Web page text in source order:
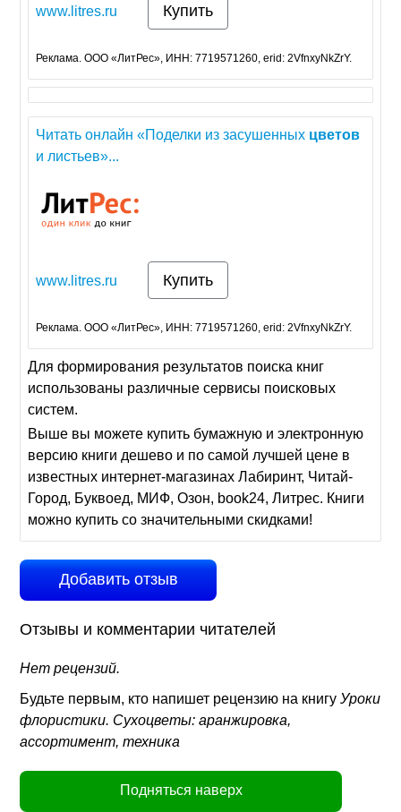
www.litres.ru Купить
Реклама. ООО «ЛитРес», ИНН: 7719571260, erid: 2VfnxyNkZrY.
Читать онлайн «Поделки из засушенных цветов
и листьев»...
www.litres.ru Купить
Реклама. ООО «ЛитРес», ИНН: 7719571260, erid: 2VfnxyNkZrY.
Для формирования результатов поиска книг
использованы различные сервисы поисковых
систем.
Выше вы можете купить бумажную и электронную
версию книги дешево и по самой лучшей цене в
известных интернет-магазинах Лабиринт, Читай-
Город, Буквоед, МИФ, Озон, book24, Литрес. Книги
можно купить со значительными скидками!
Добавить отзыв
Отзывы и комментарии читателей
Нет рецензий.
Будьте первым, кто напишет рецензию на книгуУроки
флористики. Сухоцветы: аранжировка,
ассортимент, техника
Подняться наверх